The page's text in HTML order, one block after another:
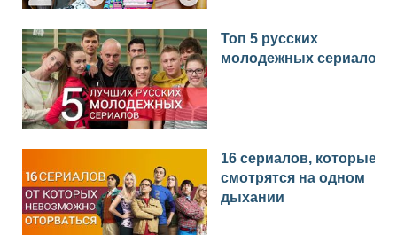
Топ 5 русских
молодежных сериалов
16 сериалов, которые
смотрятся на одном
дыхании